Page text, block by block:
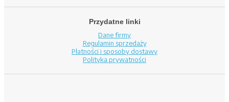
Przydatne linki
Dane firmy
Regulamin sprzedaży
Płatności i sposoby dostawy
Polityka prywatności